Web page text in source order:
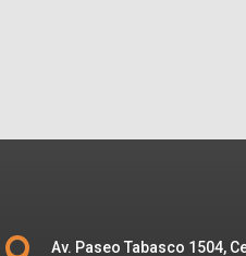
Av. Paseo Tabasco 1504,